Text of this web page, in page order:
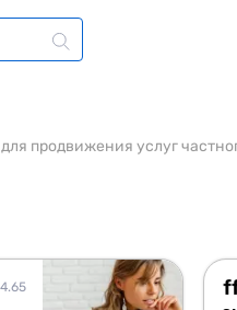
продвижения услуг
4.65